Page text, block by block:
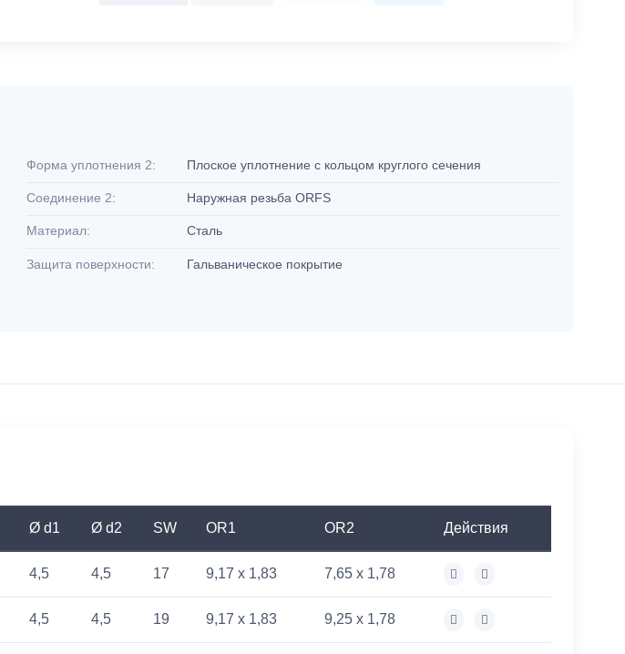
Форма уплотнения 2: Плоское уплотнение с кольцом круглого сечения
Соединение 2: Наружная резьба ORFS
Материал: Сталь
Защита поверхности: Гальваническое покрытие
Ø d1 Ø d2 SW OR1 OR2 Действия
4,5 4,5 17 9,17 x 1,83 7,65 x 1,78
4,5 4,5 19 9,17 x 1,83 9,25 x 1,78